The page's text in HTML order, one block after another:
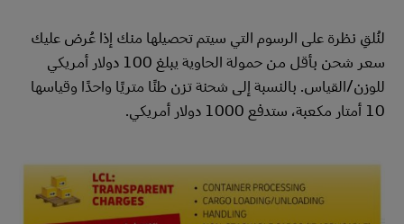
لنُلقِ نظرة على الرسوم التي سيتم تحصيلها منك إذا عُرض عليك
سعر شحن بأقل من حمولة الحاوية يبلغ 100 دولار أمريكي
للوزن/القياس. بالنسبة إلى شحنة تزن طنًا متريًا واحدًا وقياسها
10 أمتار مكعبة، ستدفع 1000 دولار أمريكي.